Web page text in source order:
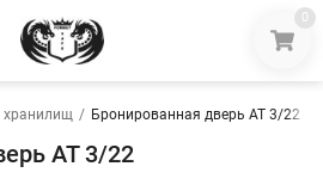
0
хранилищ / Бронированная дверь AT 3/22
AT 3/22